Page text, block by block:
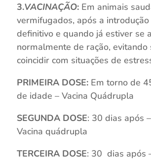
3.VACINAÇÃO:Em animais
vermifugados, após a
definitivo e quando já estiver se
normalmente de ração, evitando
coincidir com situações de
PRIMEIRA DOSE:Em torno de
de idade – Vacina Quádrupla
SEGUNDA DOSE: 30 dias após
Vacina quádrupla
TERCEIRA DOSE: 30 dias após